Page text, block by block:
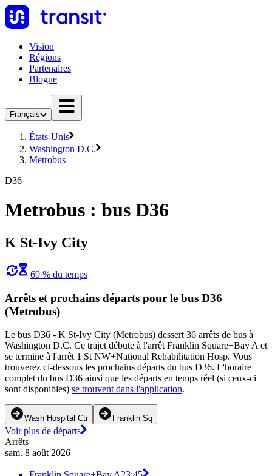
Vision
Régions
Partenaires
Blogue
Français
États-Unis
Washington D.C.
Metrobus
D36
Metrobus : bus D36
K St-Ivy City
69 % du temps
Arrêts et prochains départs pour le bus D36
(Metrobus)
Le bus D36 - K St-Ivy City (Metrobus) dessert 36 arrêts de bus à
Washington D.C. Ce trajet débute à l'arrêt Franklin Square+Bay A et
se termine à l'arrêt 1 St NW+National Rehabilitation Hosp. Vous
trouverez ci-dessous les prochains départs du bus D36. L'horaire
complet du bus D36 ainsi que les départs en temps réel (si ceux-ci
sont disponibles) se trouvent dans l'application.
Wash Hospital Ctr Franklin Sq
Voir plus de départs
Arrêts
sam. 8 août 2026